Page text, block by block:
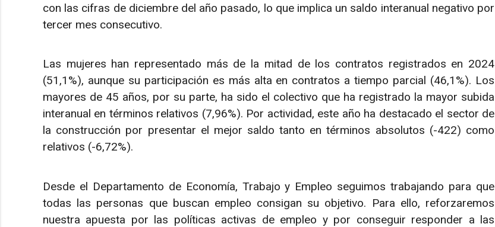
con las cifras de diciembre del año pasado, lo que implica un saldo interanual negativo por
tercer mes consecutivo.
Las mujeres han representado más de la mitad de los contratos registrados en 2024
(51,1%), aunque su participación es más alta en contratos a tiempo parcial (46,1%). Los
mayores de 45 años, por su parte, ha sido el colectivo que ha registrado la mayor subida
interanual en términos relativos (7,96%). Por actividad, este año ha destacado el sector de
la construcción por presentar el mejor saldo tanto en términos absolutos (-422) como
relativos (-6,72%).
Desde el Departamento de Economía, Trabajo y Empleo seguimos trabajando para que
todas las personas que buscan empleo consigan su objetivo. Para ello, reforzaremos
nuestra apuesta por las políticas activas de empleo y por conseguir responder a las